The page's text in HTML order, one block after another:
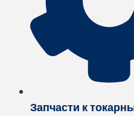
Запчасти к